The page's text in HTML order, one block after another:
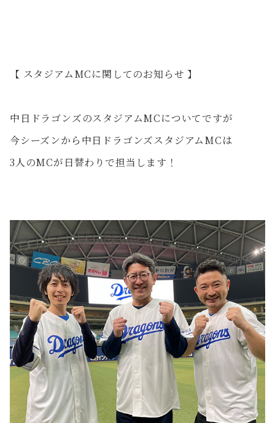
【 スタジアムMCに関してのお知らせ 】
中日ドラゴンズのスタジアムMCについてですが
今シーズンから中日ドラゴンズスタジアムMCは
3人のMCが日替わりで担当します！